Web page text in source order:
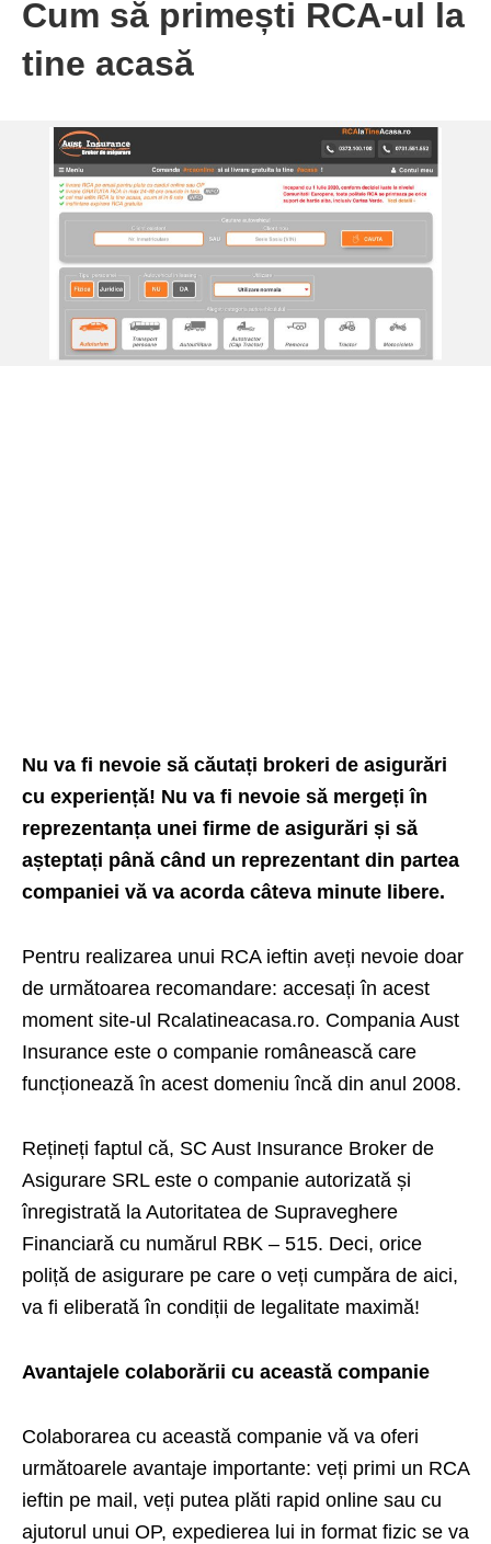
Cum să primești RCA-ul la
tine acasă
Nu va fi nevoie să căutați brokeri de asigurări
cu experiență! Nu va fi nevoie să mergeți în
reprezentanța unei firme de asigurări și să
așteptați până când un reprezentant din partea
companiei vă va acorda câteva minute libere.
Pentru realizarea unui RCAieftin aveți nevoie doar
de următoarea recomandare: accesați în acest
moment site-ul Rcalatineacasa.ro. Compania Aust
Insurance este o companie românească care
funcționează în acest domeniu încă din anul 2008.
Rețineți faptul că, SC Aust Insurance Broker de
Asigurare SRL este o companie autorizată și
înregistrată la Autoritatea de Supraveghere
Financiară cu numărul RBK – 515. Deci, orice
poliță de asigurare pe care o veți cumpăra de aici,
va fi eliberată în condiții de legalitate maximă!
Avantajele colaborării cu această companie
Colaborarea cu această companie vă va oferi
următoarele avantaje importante: veți primi un RCA
ieftin pe mail, veți putea plăti rapid online sau cu
ajutorul unui OP, expedierea lui in format fizic se va